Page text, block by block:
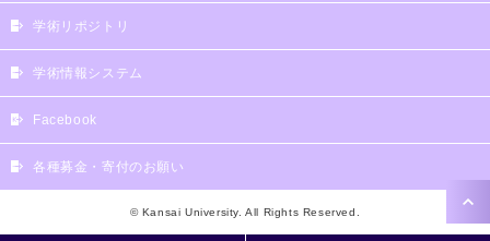
学術リポジトリ
学術情報システム
Facebook
各種募金・寄付のお願い
© Kansai University. All Rights Reserved.